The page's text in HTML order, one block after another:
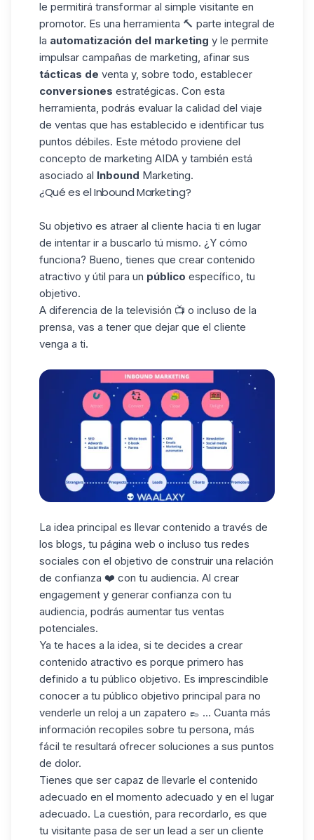
le permitirá transformar al simple visitante en
promotor. Es una herramienta 🔨 parte integral de
la automatización del marketing y le permite
impulsar campañas de marketing, afinar sus
tácticas de venta y, sobre todo, establecer
conversiones estratégicas. Con esta
herramienta, podrás evaluar la calidad del viaje
de ventas que has establecido e identificar tus
puntos débiles. Este método proviene del
concepto de marketing AIDA y también está
asociado al Inbound Marketing.
¿Qué es el Inbound Marketing?
Su objetivo es atraer al cliente hacia ti en lugar
de intentar ir a buscarlo tú mismo. ¿Y cómo
funciona? Bueno, tienes que crear contenido
atractivo y útil para un público específico, tu
objetivo.
A diferencia de la televisión 📺 o incluso de la
prensa, vas a tener que dejar que el cliente
venga a ti.
La idea principal es llevar contenido a través de
los blogs, tu página web o incluso tus redes
sociales con el objetivo de construir una relación
de confianza ❤️ con tu audiencia. Al crear
engagement y generar confianza con tu
audiencia, podrás aumentar tus ventas
potenciales.
Ya te haces a la idea, si te decides a crear
contenido atractivo es porque primero has
definido a tu público objetivo. Es imprescindible
conocer a tu público objetivo principal para no
venderle un reloj a un zapatero 👞 ... Cuanta más
información recopiles sobre tu persona, más
fácil te resultará ofrecer soluciones a sus puntos
de dolor.
Tienes que ser capaz de llevarle el contenido
adecuado en el momento adecuado y en el lugar
adecuado. La cuestión, para recordarlo, es que
tu visitante pasa de ser un lead a ser un cliente